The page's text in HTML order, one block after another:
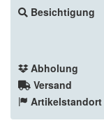
Besichtigung
Abholung
Versand
Artikelstandort